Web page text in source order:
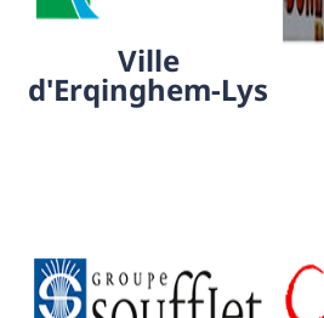
Ville
d'Erqinghem-Lys